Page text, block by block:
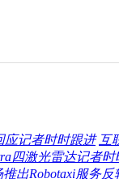
应记者时时跟进 互
四激光雷达记者时
出Robotaxi服务反